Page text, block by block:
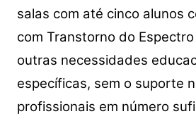
salas com até cinco alunos
com Transtorno do
outras necessidades
específicas, sem o suporte
profissionais em número